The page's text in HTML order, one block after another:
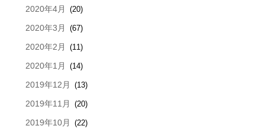
2020年4月 (20)
2020年3月 (67)
2020年2月 (11)
2020年1月 (14)
2019年12月 (13)
2019年11月 (20)
2019年10月 (22)